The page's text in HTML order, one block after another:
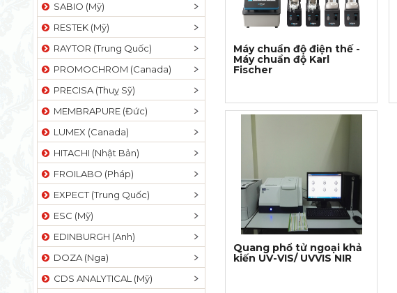
SABIO (Mỹ)
RESTEK (Mỹ)
RAYTOR (Trung Quốc)
PROMOCHROM (Canada)
PRECISA (Thuỵ Sỹ)
MEMBRAPURE (Đức)
LUMEX (Canada)
HITACHI (Nhật Bản)
FROILABO (Pháp)
EXPECT (Trung Quốc)
ESC (Mỹ)
EDINBURGH (Anh)
DOZA (Nga)
CDS ANALYTICAL (Mỹ)
Máy chuẩn độ điện thế -
Máy chuẩn độ Karl
Fischer
Quang phổ tử ngoại khả
kiến UV-VIS/ UVVIS NIR